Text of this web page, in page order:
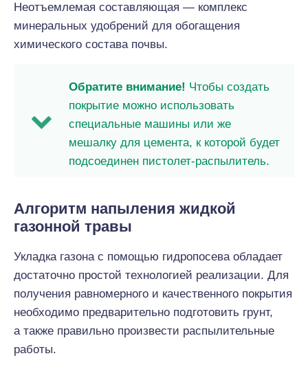
Неотъемлемая составляющая — комплекс
минеральных удобрений для обогащения
химического состава почвы.
Обратите внимание! Чтобы создать
покрытие можно использовать
специальные машины или же
мешалку для цемента, к которой будет
подсоединен пистолет-распылитель.
Алгоритм напыления жидкой
газонной травы
Укладка газона с помощью гидропосева обладает
достаточно простой технологией реализации. Для
получения равномерного и качественного покрытия
необходимо предварительно подготовить грунт,
а также правильно произвести распылительные
работы.